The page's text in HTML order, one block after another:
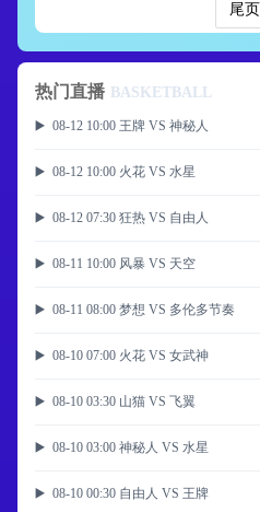
尾页
热门直播 BASKETBALL
▶️ 08-12 10:00 王牌 VS 神秘人
▶️ 08-12 10:00 火花 VS 水星
▶️ 08-12 07:30 狂热 VS 自由人
▶️ 08-11 10:00 风暴 VS 天空
▶️ 08-11 08:00 梦想 VS 多伦多节奏
▶️ 08-10 07:00 火花 VS 女武神
▶️ 08-10 03:30 山猫 VS 飞翼
▶️ 08-10 03:00 神秘人 VS 水星
▶️ 08-10 00:30 自由人 VS 王牌